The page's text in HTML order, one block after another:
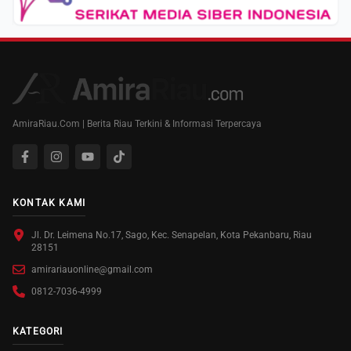
AmiraRiau.Com | Berita Riau Terkini & Informasi Terpercaya
KONTAK KAMI
Jl. Dr. Leimena No.17, Sago, Kec. Senapelan, Kota Pekanbaru, Riau
28151
amirariauonline@gmail.com
0812-7036-4999
KATEGORI